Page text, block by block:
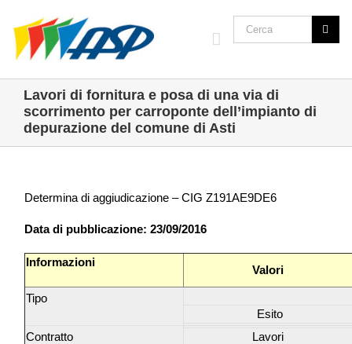
Lavori di fornitura e posa di una via di
scorrimento per carroponte dell’impianto di
depurazione del comune di Asti
Determina di aggiudicazione – CIG Z191AE9DE6
Data di pubblicazione: 23/09/2016
Informazioni
Valori
Tipo
Esito
Contratto
Lavori